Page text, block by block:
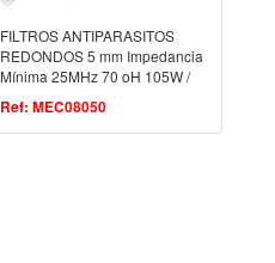
FILTROS ANTIPARASITOS
REDONDOS 5 mm Impedancia
Mínima 25MHz 70 oH 105W /
Ref: MEC08050